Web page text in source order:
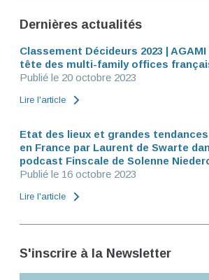
Dernières actualités
Classement Décideurs 2023 |
tête des multi-family offices
Publié le 20 octobre 2023
Lire l'article
Etat des lieux et grandes
en France par Laurent de Swarte
podcast Finscale de Solenne
Publié le 16 octobre 2023
Lire l'article
S'inscrire à la Newsletter